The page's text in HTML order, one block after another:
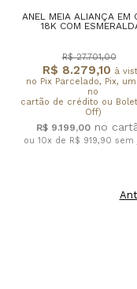
ANEL MEIA ALIANÇA EM
18K COM
R$ 8.279,10 à
no Pix Parcelado, Pix,
no
cartão de crédito ou
Off)
R$ 27.701,00
R$ 9.199,00
ou 10x de R$ 919,90 sem